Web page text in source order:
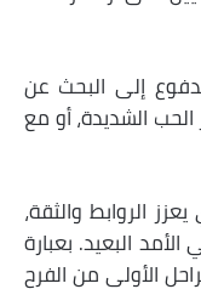
إلى البحث عن
الشديدة، أو مع
الروابط والثقة،
البعيد. بعبارة
الأولى من الفرح